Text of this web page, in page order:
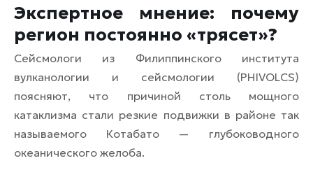
Экспертное мнение: почему
регион постоянно «трясет»?
Сейсмологи из Филиппинского института
вулканологии и сейсмологии (PHIVOLCS)
поясняют, что причиной столь мощного
катаклизма стали резкие подвижки в районе так
называемого Котабато — глубоководного
океанического желоба.